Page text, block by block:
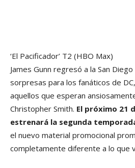
‘El Pacificador’ T2 (HBO Max)
James Gunn regresó a la San
sorpresas para los fanáticos de
aquellos que esperan
Christopher Smith. El próximo 21
estrenará la segunda temporada
el nuevo material promocional
completamente diferente a lo que